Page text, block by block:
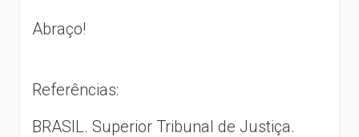
Abraço!
Referências:
BRASIL. Superior Tribunal de Justiça.